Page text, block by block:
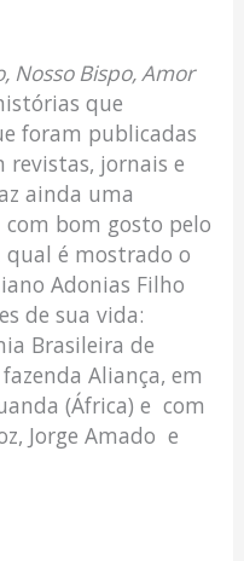
Nosso Bispo, Amor
que
foram publicadas
jornais e
ainda uma
bom gosto pelo
é mostrado o
Adonias Filho
de sua vida:
Brasileira de
Aliança, em
(África) e com
Jorge Amado e